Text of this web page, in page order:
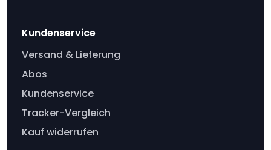
Kundenservice
Versand & Lieferung
Abos
Kundenservice
Tracker-Vergleich
Kauf widerrufen